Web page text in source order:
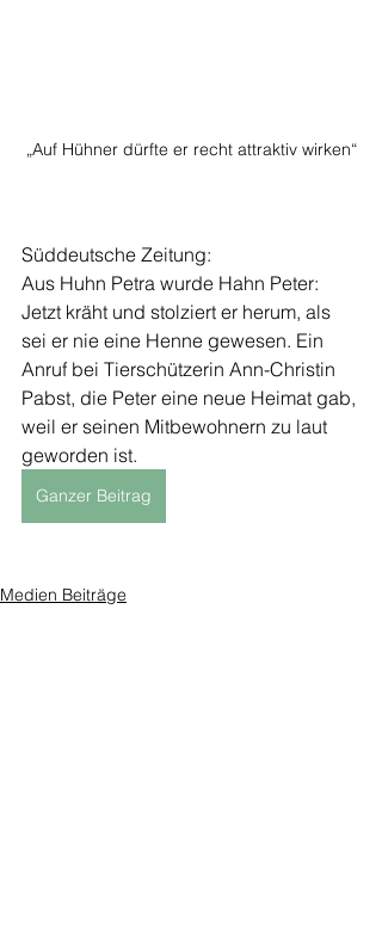
„Auf Hühner dürfte er recht attraktiv wirken“
Süddeutsche Zeitung:
Aus Huhn Petra wurde Hahn Peter:
Jetzt kräht und stolziert er herum, als
sei er nie eine Henne gewesen. Ein
Anruf bei Tierschützerin Ann-Christin
Pabst, die Peter eine neue Heimat gab,
weil er seinen Mitbewohnern zu laut
geworden ist.
Ganzer Beitrag
Medien Beiträge